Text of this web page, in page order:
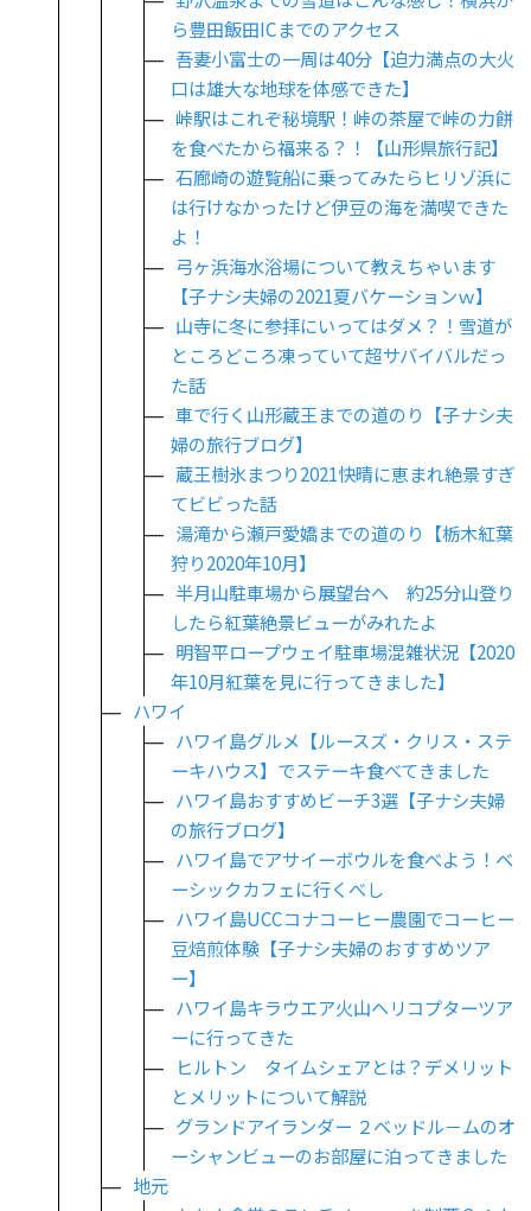
ら豊田飯田ICまでのアクセス
吾妻小富士の一周は40分【迫力満点の大火
口は雄大な地球を体感できた】
峠駅はこれぞ秘境駅！峠の茶屋で峠の力餅
を食べたから福来る？！【山形県旅行記】
石廊崎の遊覧船に乗ってみたらヒリゾ浜に
は行けなかったけど伊豆の海を満喫できた
よ！
弓ヶ浜海水浴場について教えちゃいます
【子ナシ夫婦の2021夏バケーションｗ】
山寺に冬に参拝にいってはダメ？！雪道が
ところどころ凍っていて超サバイバルだっ
た話
車で行く山形蔵王までの道のり【子ナシ夫
婦の旅行ブログ】
蔵王樹氷まつり2021快晴に恵まれ絶景すぎ
てビビった話
湯滝から瀬戸愛嬌までの道のり【栃木紅葉
狩り2020年10月】
半月山駐車場から展望台へ 約25分山登り
したら紅葉絶景ビューがみれたよ
明智平ロープウェイ駐車場混雑状況【2020
年10月紅葉を見に行ってきました】
ハワイ
ハワイ島グルメ【ルースズ・クリス・ステ
ーキハウス】でステーキ食べてきました
ハワイ島おすすめビーチ3選【子ナシ夫婦
の旅行ブログ】
ハワイ島でアサイーボウルを食べよう！ベ
ーシックカフェに行くべし
ハワイ島UCCコナコーヒー農園でコーヒー
豆焙煎体験【子ナシ夫婦のおすすめツア
ー】
ハワイ島キラウエア火山ヘリコプターツア
ーに行ってきた
ヒルトン タイムシェアとは？デメリット
とメリットについて解説
グランドアイランダー ２ベッドル－ムのオ
ーシャンビューのお部屋に泊ってきました
地元